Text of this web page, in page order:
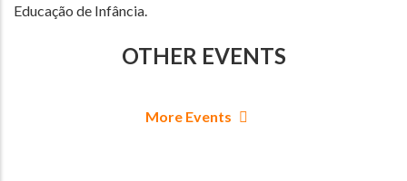
Educação de Infância.
OTHER EVENTS
More Events